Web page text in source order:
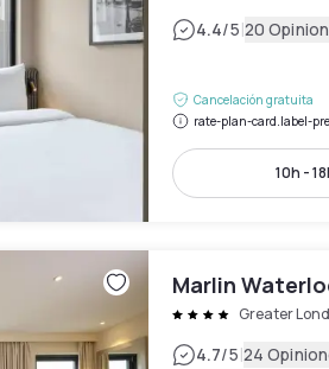
4.4/5|20
Cancelación gratuita
rate-plan-card.label-
10h -
Marlin
Greater
4.7/5|24